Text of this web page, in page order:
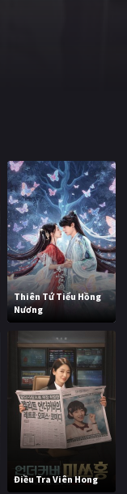
Thiên Tứ Tiểu Hồng
Nương
Điều Tra Viên Hong